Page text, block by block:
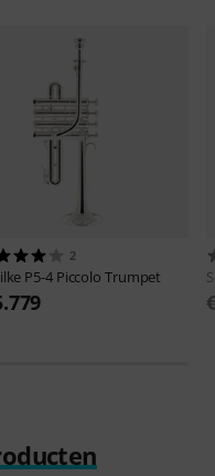
2
P5-4 Piccolo Trumpet